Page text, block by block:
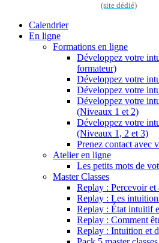
(site dédié)
Calendrier
En ligne
Formations en ligne
Développez votre
formateur)
Développez votre
Développez votre
Développez votre
(Niveaux 1 et 2)
Développez votre
(Niveaux 1, 2 et 3)
Prenez contact avec
Atelier en ligne
Les petits mots de
Master Classes
Replay : Percevoir
Replay : Les
Replay : État intuitif
Replay : Comment
Replay : Intuition et